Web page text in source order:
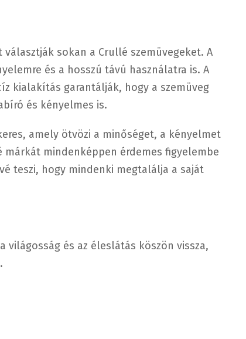
sokan a Crullé szemüvegeket. A
és a hosszú távú használatra is. A
kialakítás garantálják, hogy a szemüveg
és kényelmes is.
amely ötvözi a minőséget, a kényelmet
mindenképpen érdemes figyelembe
teszi, hogy mindenki megtalálja a saját
világosság és az éleslátás köszön vissza,